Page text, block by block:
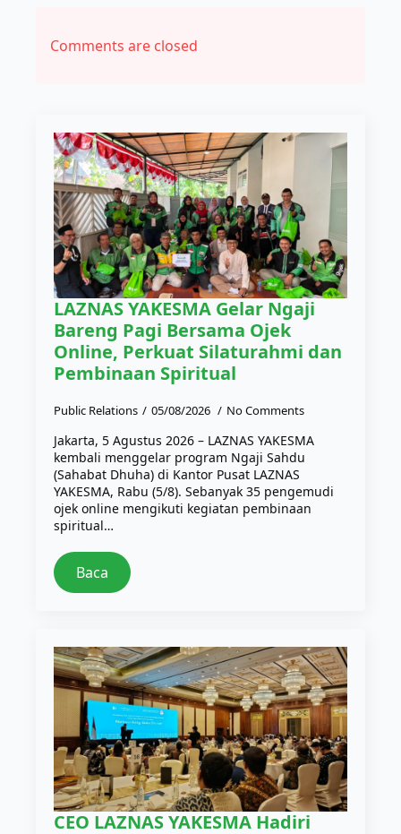
Comments are closed
LAZNAS YAKESMA Gelar Ngaji
Bareng Pagi Bersama Ojek
Online, Perkuat Silaturahmi dan
Pembinaan Spiritual
Public Relations 05/08/2026 No Comments
Jakarta, 5 Agustus 2026 – LAZNAS YAKESMA
kembali menggelar program Ngaji Sahdu
(Sahabat Dhuha) di Kantor Pusat LAZNAS
YAKESMA, Rabu (5/8). Sebanyak 35 pengemudi
ojek online mengikuti kegiatan pembinaan
spiritual…
Baca
CEO LAZNAS YAKESMA Hadiri